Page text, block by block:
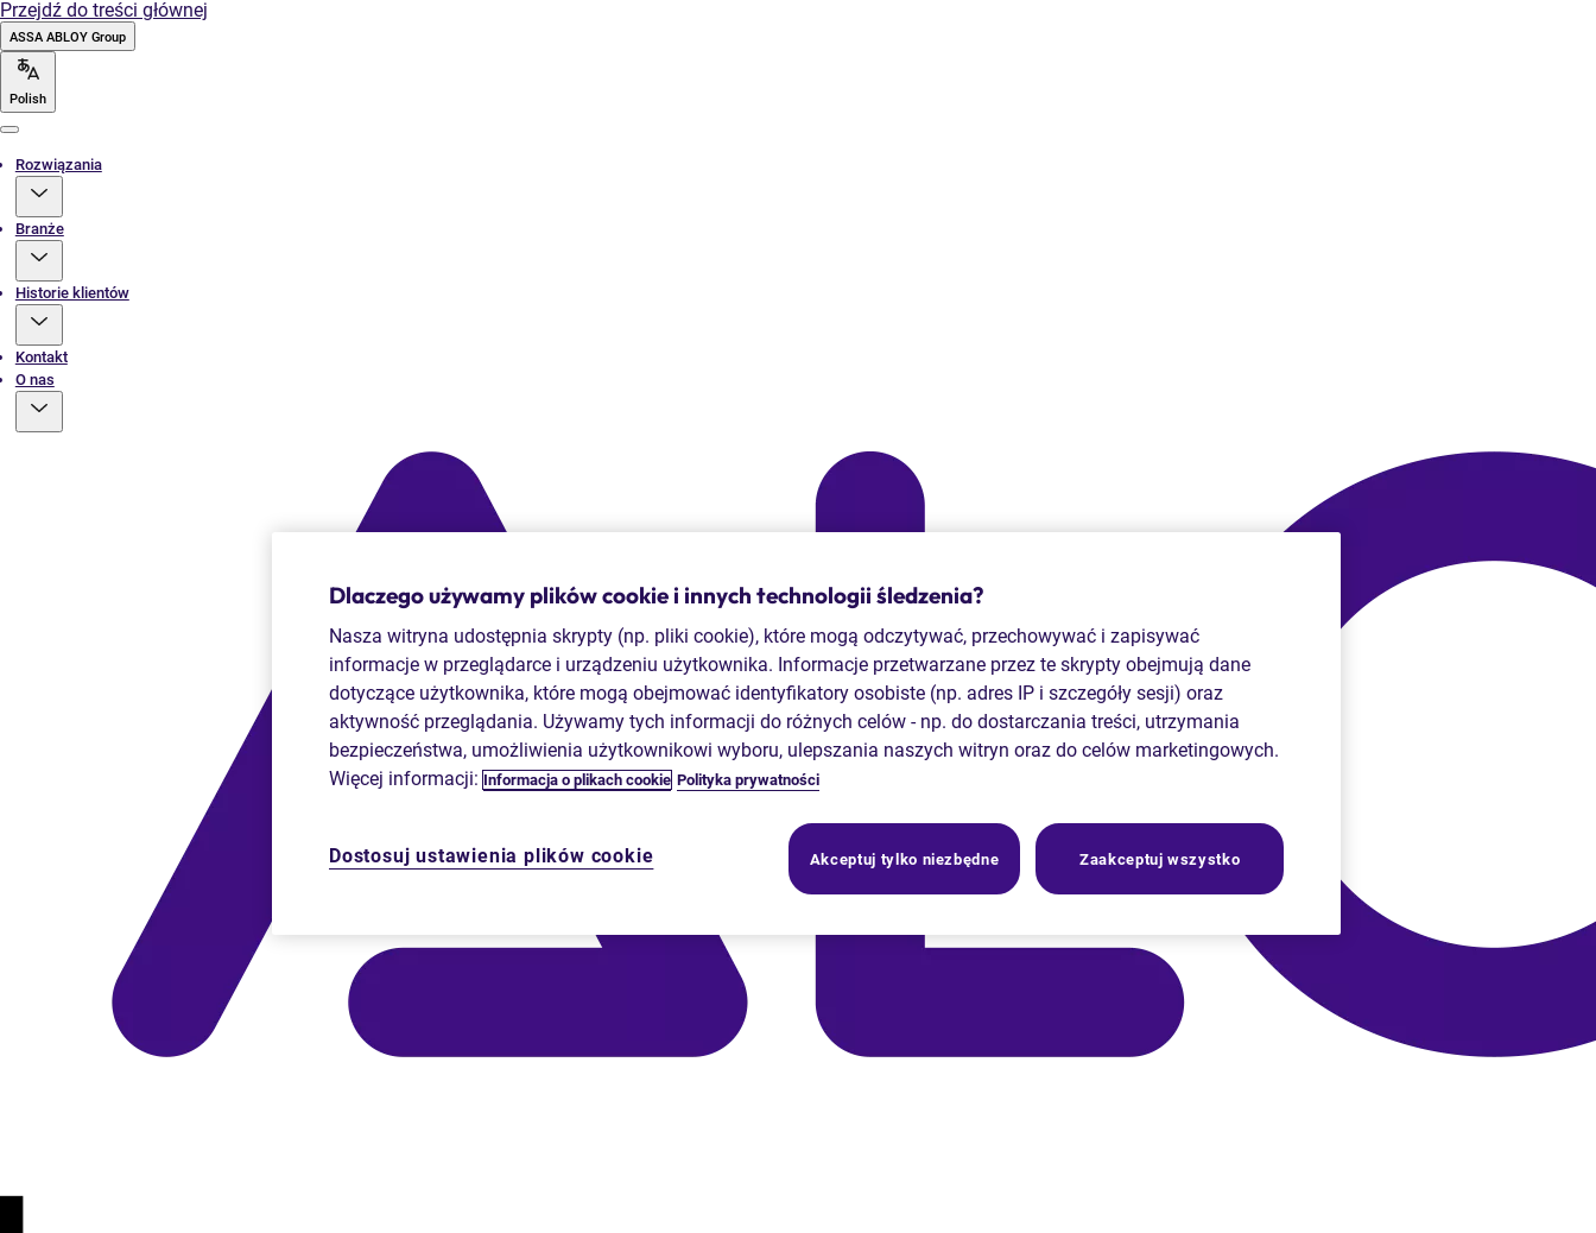
Przejdź do treści głównej
ASSA ABLOY Group
Polish
Rozwiązania
Branże
Historie klientów
Kontakt
O nas
Dlaczego używamy plików cookie i innych technologii śledzenia?
Nasza witryna udostępnia skrypty (np. pliki cookie), które mogą odczytywać, przechowywać i zapisywać
informacje w przeglądarce i urządzeniu użytkownika. Informacje przetwarzane przez te skrypty obejmują dane
dotyczące użytkownika, które mogą obejmować identyfikatory osobiste (np. adres IP i szczegóły sesji) oraz
aktywność przeglądania. Używamy tych informacji do różnych celów - np. do dostarczania treści, utrzymania
bezpieczeństwa, umożliwienia użytkownikowi wyboru, ulepszania naszych witryn oraz do celów marketingowych.
Więcej informacji: Informacja o plikach cookie Polityka prywatności
Dostosuj ustawienia plików cookie Akceptuj tylko niezbędne Zaakceptuj wszystko